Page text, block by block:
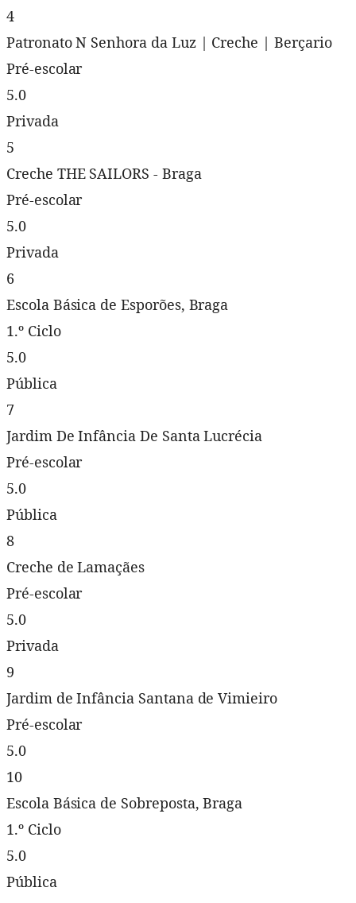
4
Patronato N Senhora da Luz | Creche | Berçario
Pré-escolar
5.0
Privada
5
Creche THE SAILORS - Braga
Pré-escolar
5.0
Privada
6
Escola Básica de Esporões, Braga
1.º Ciclo
5.0
Pública
7
Jardim De Infância De Santa Lucrécia
Pré-escolar
5.0
Pública
8
Creche de Lamaçães
Pré-escolar
5.0
Privada
9
Jardim de Infância Santana de Vimieiro
Pré-escolar
5.0
10
Escola Básica de Sobreposta, Braga
1.º Ciclo
5.0
Pública